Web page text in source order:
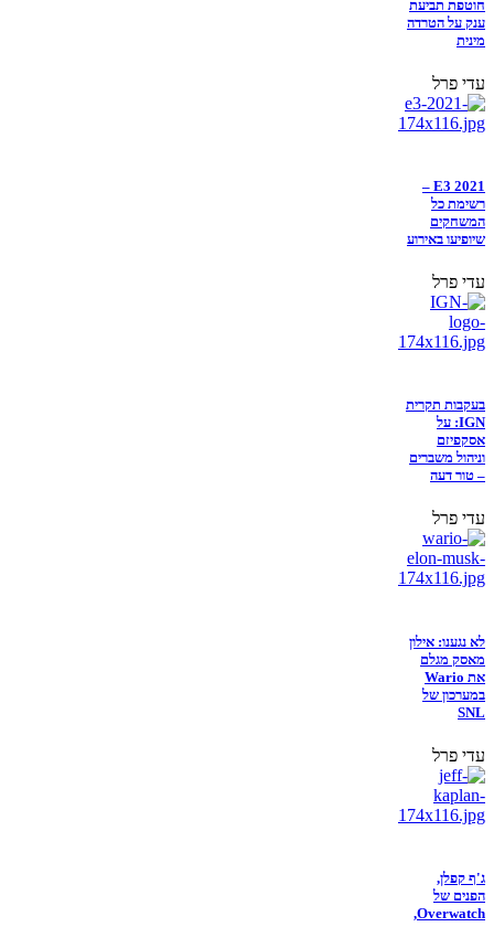
חוטפת תביעת
ענק על הטרדה
מינית
עדי פרל
E3 2021 –
רשימת כל
המשחקים
שיופיעו באירוע
עדי פרל
בעקבות תקרית
IGN: על
אסקפיזם
וניהול משברים
– טור דעה
עדי פרל
לא נגענו: אילון
מאסק מגלם
את Wario
במערכון של
SNL
עדי פרל
ג'ף קפלן,
הפנים של
Overwatch,